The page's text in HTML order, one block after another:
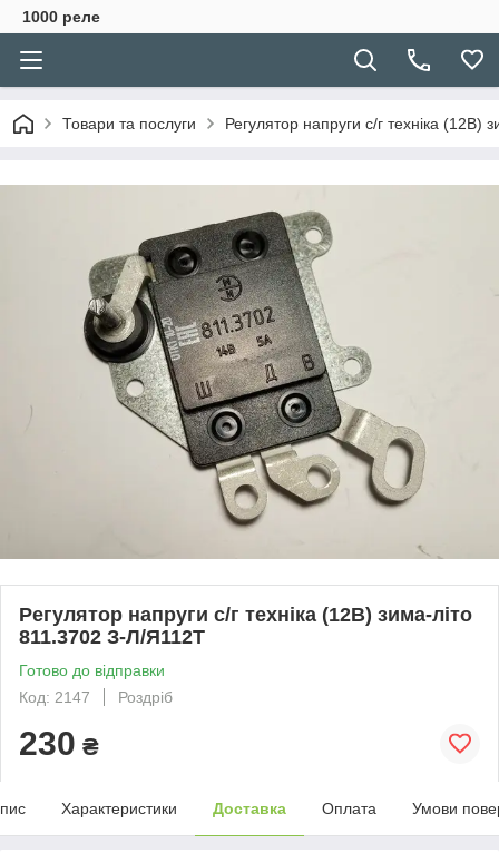
1000 реле
Товари та послуги Регулятор напруги с/г техніка
Регулятор напруги с/г техніка (12В) зима-літо
811.3702 З-Л/Я112Т
Готово до відправки
Код: 2147
Роздріб
230 ₴
Характеристики Доставка Оплата Умови